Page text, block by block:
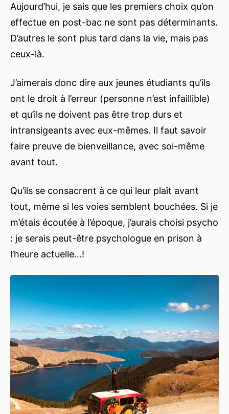
Aujourd’hui, je sais que les premiers choix qu’on
effectue en post-bac ne sont pas déterminants.
D’autres le sont plus tard dans la vie, mais pas
ceux-là.
J’aimerais donc dire aux jeunes étudiants qu’ils
ont le droit à l’erreur (personne n’est infaillible)
et qu’ils ne doivent pas être trop durs et
intransigeants avec eux-mêmes. Il faut savoir
faire preuve de bienveillance, avec soi-même
avant tout.
Qu’ils se consacrent à ce qui leur plaît avant
tout, même si les voies semblent bouchées. Si je
m’étais écoutée à l’époque, j’aurais choisi psycho
: je serais peut-être psychologue en prison à
l’heure actuelle…!